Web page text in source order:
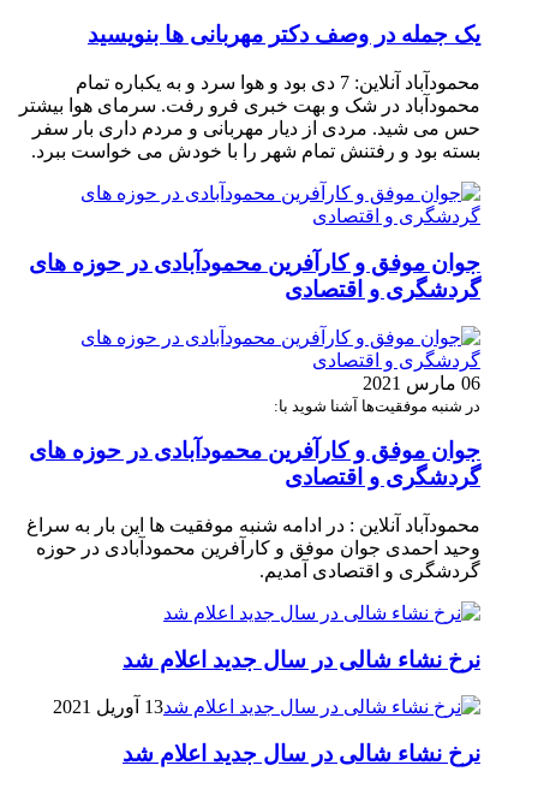
یک جمله در وصف دکتر مهربانی ها بنویسید
محمودآباد آنلاین: 7 دی بود و هوا سرد و به یکباره تمام
محمودآباد در شک و بهت خبری فرو رفت. سرمای هوا بیشتر
حس می شید. مردی از دیار مهربانی و مردم داری بار سفر
بسته بود و رفتنش تمام شهر را با خودش می خواست ببرد.
جوان موفق و کارآفرین محمودآبادی در حوزه های
گردشگری و اقتصادی
06 مارس 2021
در شنبه موفقیت‌ها آشنا شوید با:
جوان موفق و کارآفرین محمودآبادی در حوزه های
گردشگری و اقتصادی
محمودآباد آنلاین : در ادامه شنبه موفقیت ها این بار به سراغ
وحید احمدی جوان موفق و کارآفرین محمودآبادی در حوزه
گردشگری و اقتصادی آمدیم.
نرخ نشاء شالی در سال جدید اعلام شد
13 آوریل 2021
نرخ نشاء شالی در سال جدید اعلام شد